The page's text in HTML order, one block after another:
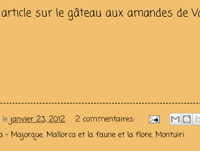
sur le gâteau aux amandes de
le janvier 23, 2012
2 commentaires:
- Majorque, Mallorca et la faune et la flore, Montuïri